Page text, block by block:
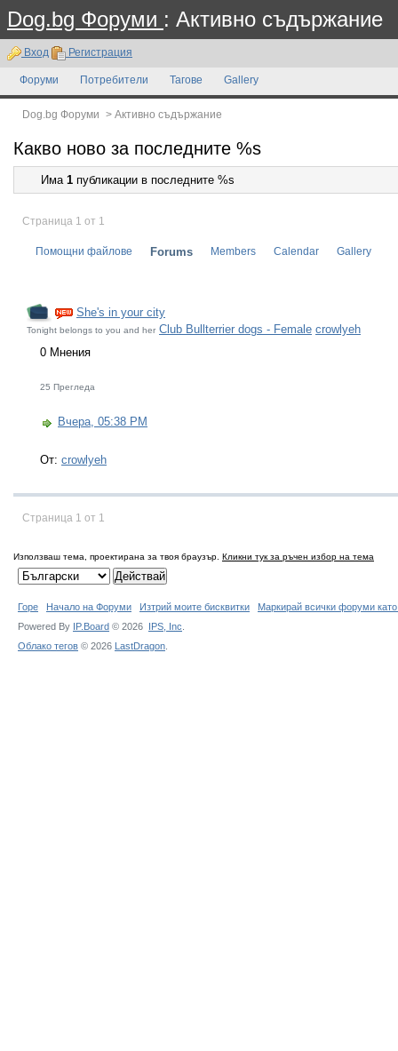
Dog.bg Форуми : Активно съдържание
Вход Регистрация
Форуми Потребители Тагове Gallery
Dog.bg Форуми > Активно съдържание
Какво ново за последните %s
Има 1 публикации в последните %s
Страница 1 от 1
Помощни файлове Forums Members Calendar Gallery
She's in your city
Tonight belongs to you and her Club Bullterrier dogs - Female crowlyeh
0 Мнения
25 Прегледа
Вчера, 05:38 PM
От: crowlyeh
Страница 1 от 1
Използваш тема, проектирана за твоя браузър. Кликни тук за ръчен избор на тема
Горе Начало на Форуми Изтрий моите бисквитки
Маркирай всички форуми
Powered By IP.Board © 2026 IPS, Inc
Облако тегов © 2026 LastDragon